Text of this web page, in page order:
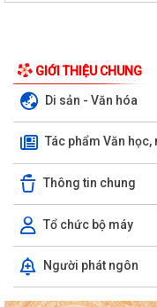
GIỚI THIỆU CHUNG
Di sản - Văn hóa
Tác phẩm Văn học,
Thông tin chung
Tổ chức bộ máy
Người phát ngôn